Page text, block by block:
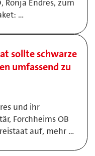
Ronja Endres, zum
…
sollte schwarze
umfassend zu
und ihr
Forchheims OB
auf, mehr …